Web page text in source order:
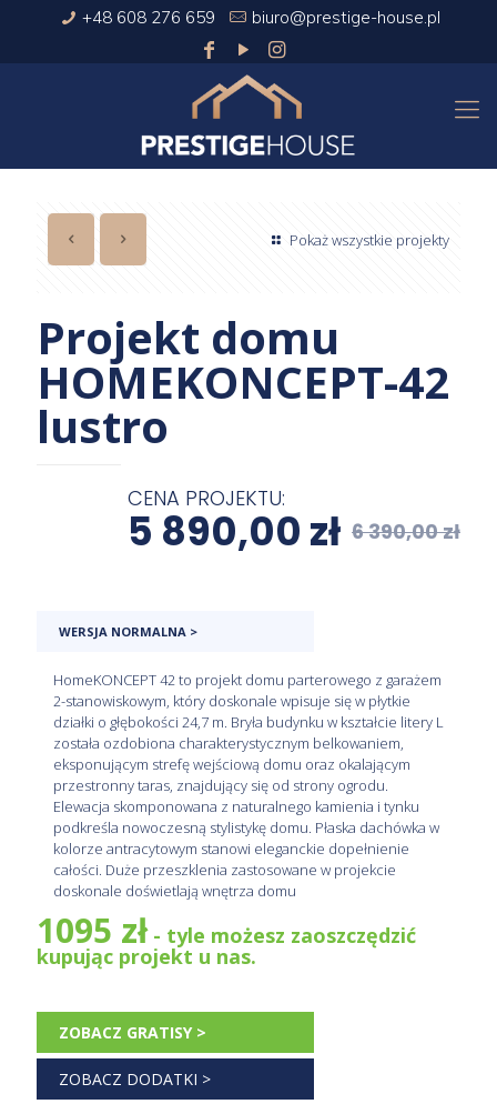
+48 608 276 659 biuro@prestige-house.pl
Pokaż wszystkie projekty
Projekt domu
HOMEKONCEPT-42
lustro
CENA PROJEKTU:
6 390,00zł
5 890,00 zł
WERSJA NORMALNA >
HomeKONCEPT 42 to projekt domu parterowego z garażem
2-stanowiskowym, który doskonale wpisuje się w płytkie
działki o głębokości 24,7 m. Bryła budynku w kształcie litery L
została ozdobiona charakterystycznym belkowaniem,
eksponującym strefę wejściową domu oraz okalającym
przestronny taras, znajdujący się od strony ogrodu.
Elewacja skomponowana z naturalnego kamienia i tynku
podkreśla nowoczesną stylistykę domu. Płaska dachówka w
kolorze antracytowym stanowi eleganckie dopełnienie
całości. Duże przeszklenia zastosowane w projekcie
doskonale doświetlają wnętrza domu
1095 zł- tyle możesz zaoszczędzić
kupując projekt u nas.
ZOBACZ GRATISY >
ZOBACZ DODATKI >